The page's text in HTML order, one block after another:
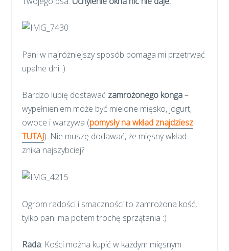
Pani w najróżniejszy sposób pomaga mi przetrwać
upalne dni :)
Bardzo lubię dostawać zamrożonego konga–
wypełnieniem może być mielone mięsko, jogurt,
owoce i warzywa (pomysły na wkład znajdziesz
TUTAJ). Nie muszę dodawać, że mięsny wkład
znika najszybciej?
Ogrom radości i smaczności to zamrożona kość,
tylko pani ma potem trochę sprzątania :)
Rada: Kości można kupić w każdym mięsnym